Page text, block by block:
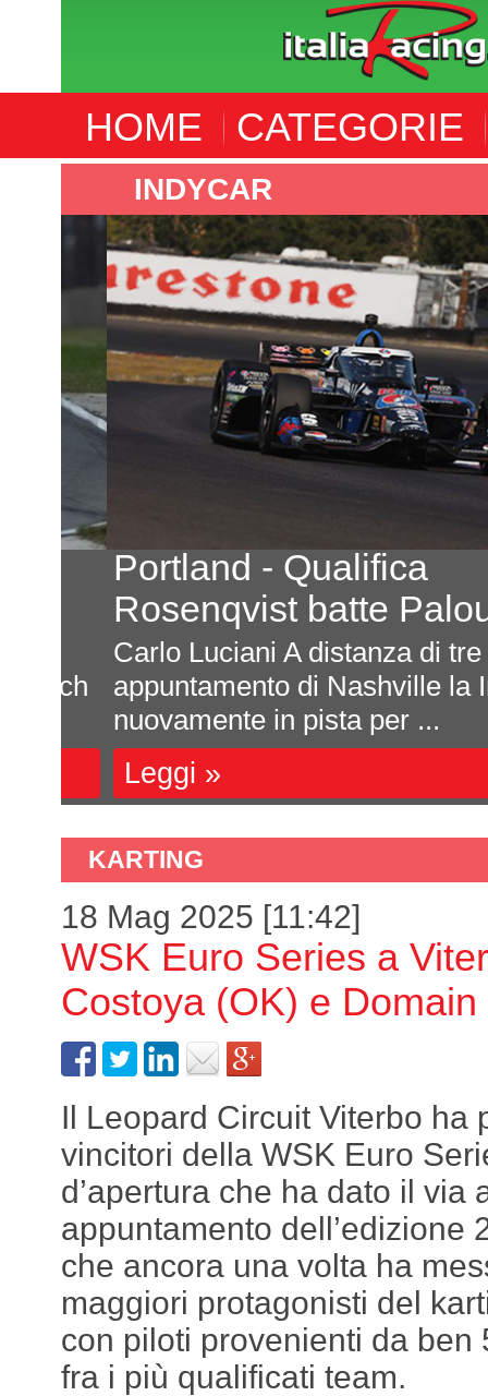
HOME CATEGORIE
INDYCAR
Portland - Qualifica
Rosenqvist batte Palou
Carlo Luciani A distanza di tre
appuntamento di Nashville la
nuovamente in pista per ...
Leggi »
KARTING
18 Mag 2025 [11:42]
WSK Euro Series a
Costoya (OK) e
Il Leopard Circuit Viterbo ha
vincitori della WSK Euro
d’apertura che ha dato il via
appuntamento dell’edizione
che ancora una volta ha
maggiori protagonisti del
con piloti provenienti da ben
fra i più qualificati team.